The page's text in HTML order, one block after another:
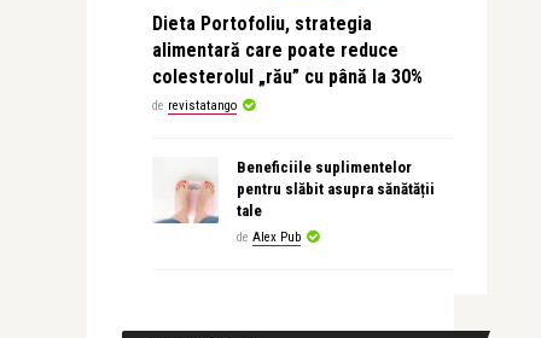
Dieta Portofoliu, strategia
alimentară care poate reduce
colesterolul „rău” cu până la 30%
de revistatango
Beneficiile suplimentelor
pentru slăbit asupra sănătății
tale
de Alex Pub